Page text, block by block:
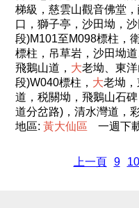
梯級，慈雲山觀音佛堂
口，獅子亭，沙田坳，
段)M101至M098標柱，
標柱，吊草岩，沙田坳
飛鵝山道， 大老坳、東
段)W040標柱， 大老坳
道，税關坳，飛鵝山石
道分岔路)，清水灣道，
地區:黃大仙區 一週下
上一頁 9 10